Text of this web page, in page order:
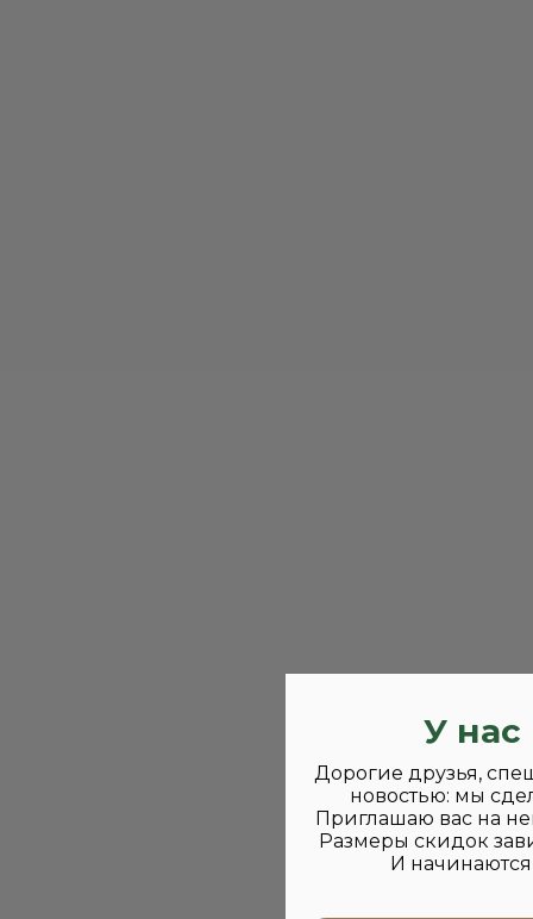
У нас
Дорогие друзья,
новостью: мы
Приглашаю вас на
Размеры скидок
И начинаются